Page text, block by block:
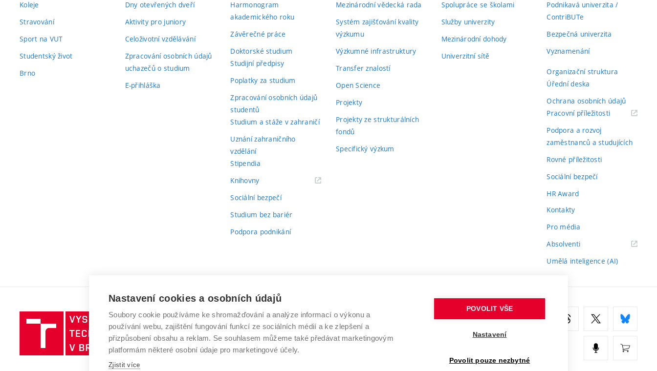
Koleje
Stravování
Sport na VUT
Studentský život
Brno
Dny otevřených dveří
Aktivity pro juniory
Celoživotní vzdělávání
Zpracování osobních údajů
uchazečů o studium
E-přihláška
Harmonogram
akademického roku
Závěrečné práce
Doktorské studium
Studijní předpisy
Poplatky za studium
Zpracování osobních údajů
studentů
Studium a stáže v zahraničí
Uznání zahraničního
vzdělání
Stipendia
Knihovny(externí
Sociální bezpečí
Studium bez bariér
Podpora podnikání
Mezinárodní vědecká rada
Systém zajišťování kvality
výzkumu
Výzkumné infrastruktury
Transfer znalostí
Open Science
Projekty
Projekty ze strukturálních
fondů
Specifický výzkum
Spolupráce se školami
Služby univerzity
Mezinárodní dohody
Univerzitní sítě
Podnikavá univerzita /
ContriBUTe
Bezpečná univerzita
Vyznamenání
Organizační struktura
Úřední deska
Ochrana osobních údajů
Pracovní příležitosti(externí
Podpora a rozvoj
zaměstnanců a studujících
Rovné příležitosti
Sociální bezpečí
HR Award
Kontakty
Pro média
Absolventi(externí
Umělá inteligence (AI)
Vysoké
učení
technické
v
VYSOKÉ UČENÍ TECHNICKÉ V BRNĚ
Antonínská 548/1
602 00 Brno
www.vut.cz
Nastavení cookies a osobních údajů
Soubory cookie používáme ke shromažďování a analýze informací o výkonu a
používání webu, zajištění fungování funkcí ze sociálních médií a ke zlepšení a
přizpůsobení obsahu a reklam. Se souhlasem můžeme také předávat marketingovým
platformám některé osobní údaje pro marketingové účely.
Zjistit více
POVOLIT VŠE
Nastavení
Povolit pouze nezbytné